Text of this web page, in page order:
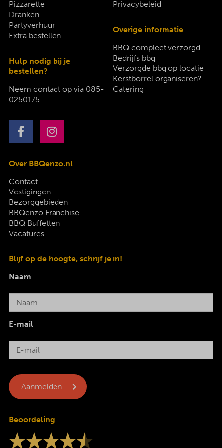
Pizzarette
Dranken
Partyverhuur
Extra bestellen
Hulp nodig bij je
bestellen?
Neem contact op via 085-
0250175
Privacybeleid
Overige informatie
BBQ compleet verzorgd
Bedrijfs bbq
Verzorgde bbq op locatie
Kerstborrel organiseren?
Catering
Over BBQenzo.nl
Contact
Vestigingen
Bezorggebieden
BBQenzo Franchise
BBQ Buffetten
Vacatures
Blijf op de hoogte, schrijf je in!
Naam
E-mail
Beoordeling